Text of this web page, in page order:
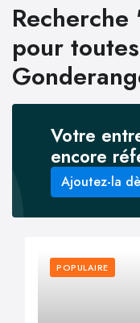
pour
Votre
encore
Ajoutez-la
POPULAIRE